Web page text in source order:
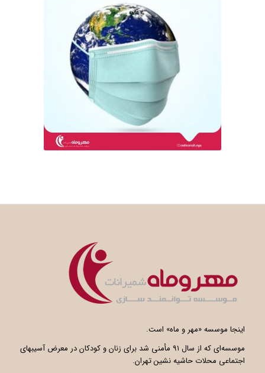
اینجا موسسه «مهر و ماه» است.
موسسه‌ای که از سال ۹۱ مأمنی شد برای زنان و کودکان در معرض آسیبهای
اجتماعی محلات حاشیه نشین تهران.